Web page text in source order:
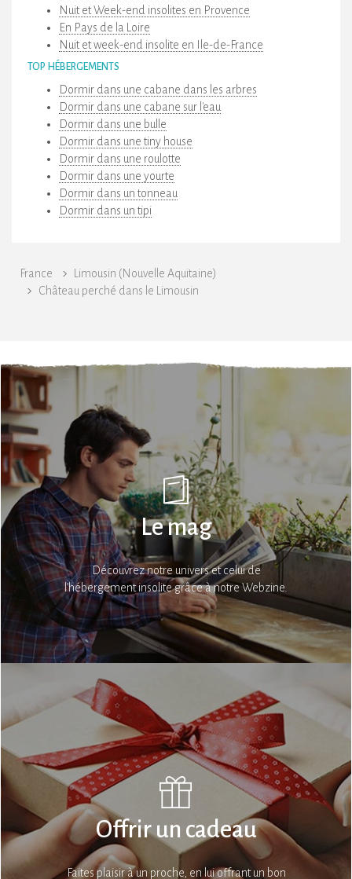
Nuit et Week-end insolites en Provence
En Pays de la Loire
Nuit et week-end insolite en Ile-de-France
TOP HÉBERGEMENTS
Dormir dans une cabane dans les arbres
Dormir dans une cabane sur l'eau
Dormir dans une bulle
Dormir dans une tiny house
Dormir dans une roulotte
Dormir dans une yourte
Dormir dans un tonneau
Dormir dans un tipi
France
Limousin (Nouvelle Aquitaine)
Château perché dans le Limousin
Le mag
Découvrez notre univers et celui de
l’hébergement insolite grâce à notre Webzine.
Offrir un cadeau
Faites plaisir à un proche, en lui offrant un bon